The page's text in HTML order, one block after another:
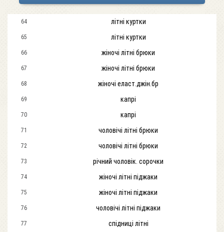
64 літні куртки
65 літні куртки
66 жіночі літні брюки
67 жіночі літні брюки
68 жіночі еласт.джін.бр
69 капрі
70 капрі
71 чоловічі літні брюки
72 чоловічі літні брюки
73 річний чоловік. сорочки
74 жіночі літні піджаки
75 жіночі літні піджаки
76 чоловічі літні піджаки
77 спідниці літні